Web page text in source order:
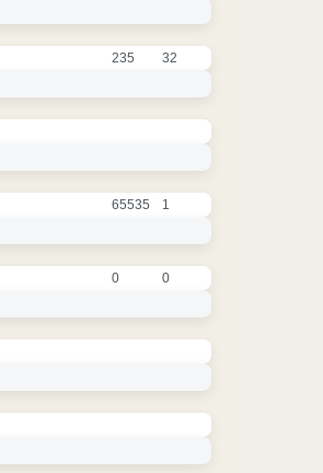
235 32
65535 1
0 0